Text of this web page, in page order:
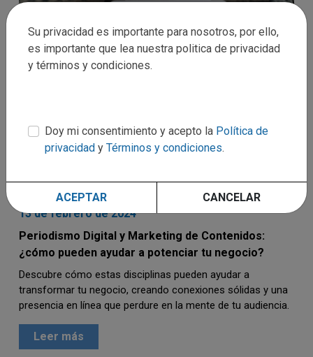
13 de febrero de 2024
Periodismo Digital y Marketing de Contenidos:
¿cómo pueden ayudar a potenciar tu negocio?
Descubre cómo estas disciplinas pueden ayudar a
transformar tu negocio, creando conexiones sólidas y una
presencia en línea que perdure en la mente de tu audiencia.
Leer más
Su privacidad es importante para nosotros, por ello,
es importante que lea nuestra politica de privacidad
y términos y condiciones.
Doy mi consentimiento y acepto la Política de
privacidad y Términos y condiciones.
ACEPTAR CANCELAR